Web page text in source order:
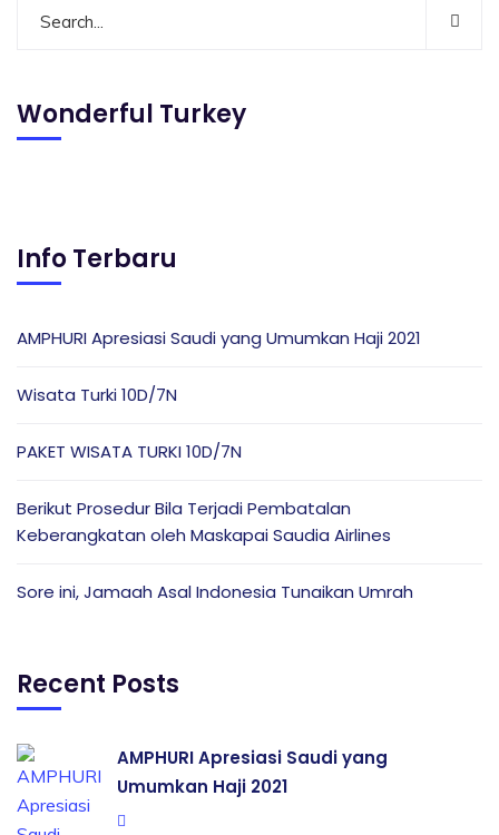
Wonderful Turkey
Info Terbaru
AMPHURI Apresiasi Saudi yang Umumkan Haji 2021
Wisata Turki 10D/7N
PAKET WISATA TURKI 10D/7N
Berikut Prosedur Bila Terjadi Pembatalan
Keberangkatan oleh Maskapai Saudia Airlines
Sore ini, Jamaah Asal Indonesia Tunaikan Umrah
Recent Posts
AMPHURI Apresiasi Saudi yang
Umumkan Haji 2021